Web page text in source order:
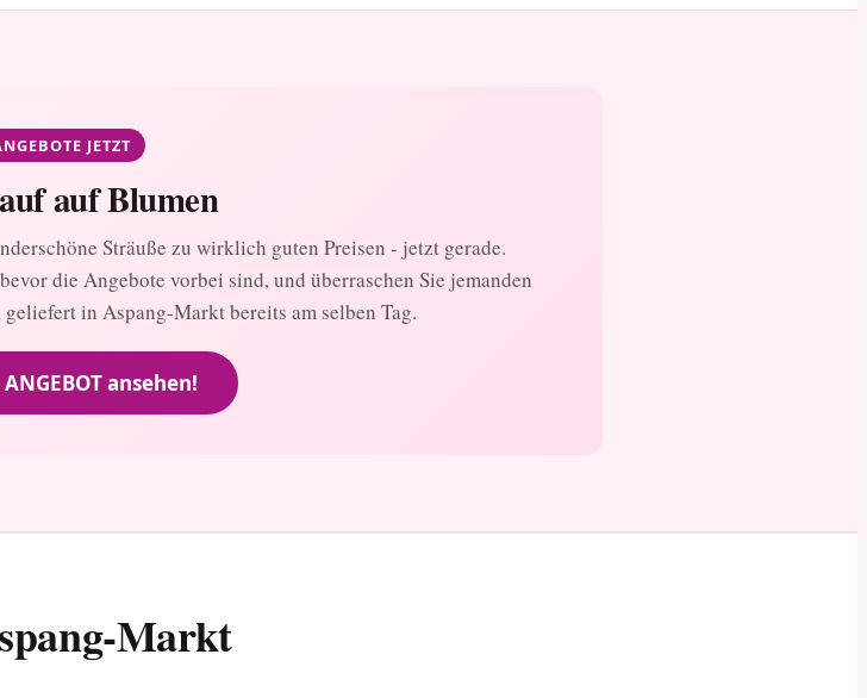
JETZT
auf Blumen
Sträuße zu wirklich guten Preisen - jetzt gerade.
die Angebote vorbei sind, und überraschen Sie jemanden
in Aspang-Markt bereits am selben Tag.
ansehen!
Markt